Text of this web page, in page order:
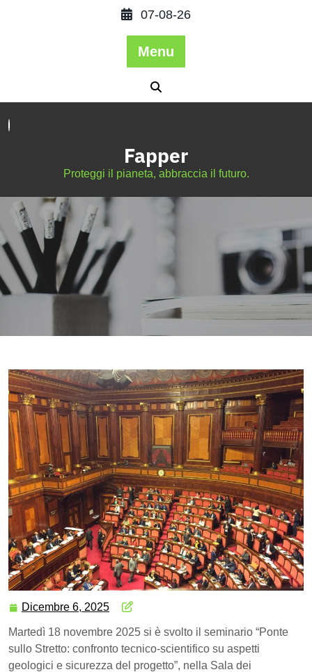
07-08-26
Menu
Fapper
Proteggi il pianeta, abbraccia il futuro.
Dicembre 6, 2025
Martedì 18 novembre 2025 si è svolto il seminario “Ponte
sullo Stretto: confronto tecnico-scientifico su aspetti
geologici e sicurezza del progetto”, nella Sala dei